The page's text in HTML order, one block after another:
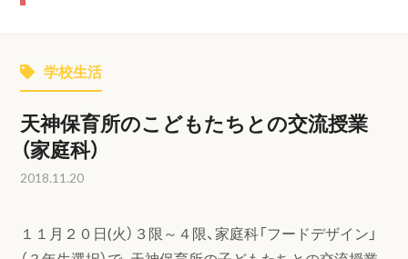
学校生活
天神保育所のこどもたちとの交流授業
（家庭科）
2018.11.20
１１月２０日(火）３限～４限、家庭科「フードデザイン」